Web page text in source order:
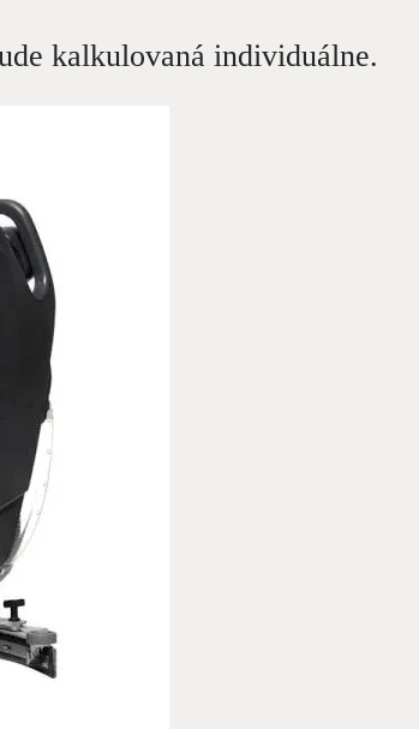
kalkulovaná individuálne.